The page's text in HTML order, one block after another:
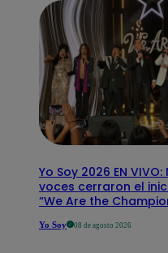
Yo Soy 2026 EN
voces cerraron el
“We Are the
Yo Soy 08 de agosto 2026